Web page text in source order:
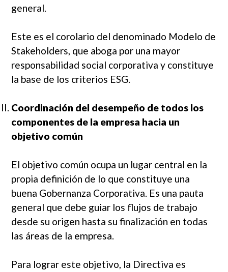
general.
Este es el corolario del denominado Modelo de
Stakeholders, que aboga por una mayor
responsabilidad social corporativa y constituye
la base de los criterios ESG.
Coordinación del desempeño de todos los
componentes de la empresa hacia un
objetivo común
El objetivo común ocupa un lugar central en la
propia definición de lo que constituye una
buena Gobernanza Corporativa. Es una pauta
general que debe guiar los flujos de trabajo
desde su origen hasta su finalización en todas
las áreas de la empresa.
Para lograr este objetivo, la Directiva es